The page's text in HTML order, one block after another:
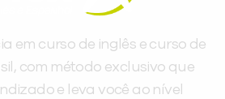
em curso de inglês e curso de
com método exclusivo que
e leva você ao nível